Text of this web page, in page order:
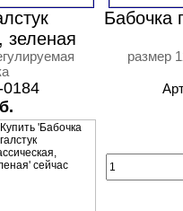
зеленая
0184
Бабочка
размер